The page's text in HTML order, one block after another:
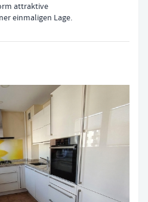
attraktive
einmaligen Lage.